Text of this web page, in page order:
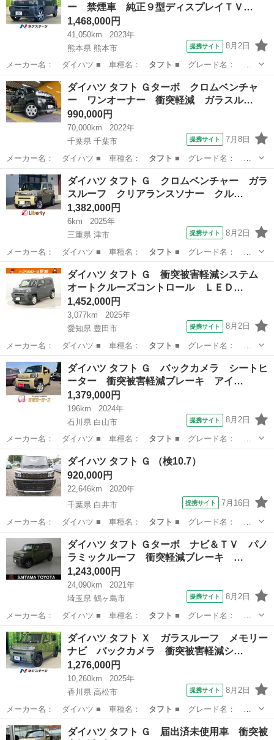
ー 禁煙車 純正９型ディスプレイＴＶ…
1,468,000円
41,050km
2023年
熊本県 熊本市
提携サイト 8月2日
メーカー名： ダイハツ ■ 車種名： タフト ■ グレード名：
Ｇ ダーククロムベ…
熊本 熊本市 ダイハツ
ダイハツ タフト Ｇターボ クロムベンチャ
ー ワンオーナー 衝突軽減 ガラスル…
990,000円
70,000km
2022年
千葉県 千葉市
提携サイト 7月8日
メーカー名： ダイハツ ■ 車種名： タフト ■ グレード名： Ｇ
ターボ クロムベ…
千葉 千葉市 ダイハツ
ダイハツ タフト Ｇ クロムベンチャー ガラ
スルーフ クリアランスソナー クル…
1,382,000円
6km
2025年
三重県 津市
提携サイト 8月2日
メーカー名： ダイハツ ■ 車種名： タフト ■ グレード名：
Ｇ クロムベンチャ…
三重 津市 ダイハツ
ダイハツ タフト Ｇ 衝突被害軽減システム
オートクルーズコントロール ＬＥＤ…
1,452,000円
3,077km
2025年
愛知県 豊田市
提携サイト 8月2日
メーカー名： ダイハツ ■ 車種名： タフト ■ グレード名：
Ｇ 衝突被害軽減シ…
愛知 豊田市 ダイハツ
ダイハツ タフト Ｇ バックカメラ シートヒ
ーター 衝突被害軽減ブレーキ アイ…
1,379,000円
196km
2024年
石川県 白山市
提携サイト 8月2日
メーカー名： ダイハツ ■ 車種名： タフト ■ グレード名：
Ｇ バックカメラ …
石川 白山市 ダイハツ
ダイハツ タフト Ｇ （検10.7）
920,000円
22,646km
2020年
千葉県 白井市
提携サイト 7月16日
メーカー名： ダイハツ ■ 車種名： タフト ■ グレード名： Ｇ
■ 排気量： …
千葉 白井市 ダイハツ
ダイハツ タフト Ｇターボ ナビ＆ＴＶ パノ
ラミックルーフ 衝突軽減ブレーキ …
1,243,000円
24,090km
2021年
埼玉県 鶴ヶ島市
提携サイト 8月2日
メーカー名： ダイハツ ■ 車種名： タフト ■ グレード名： Ｇ
ターボ ナビ＆Ｔ…
埼玉 鶴ヶ島市 ダイハツ
ダイハツ タフト Ｘ ガラスルーフ メモリー
ナビ バックカメラ 衝突被害軽減シ…
1,276,000円
10,260km
2025年
香川県 高松市
提携サイト 8月2日
メーカー名： ダイハツ ■ 車種名： タフト ■ グレード名：
Ｘ ガラスルーフ …
香川 高松市 ダイハツ
ダイハツ タフト Ｇ 届出済未使用車 衝突被